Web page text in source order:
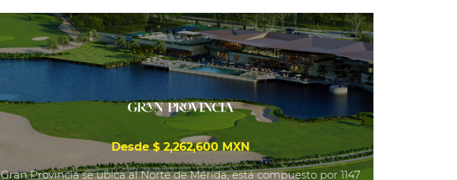
Desde $ 2,262,600 MXN
Gran Provincia se ubica al Norte de Mérida, está compuesto por 1147